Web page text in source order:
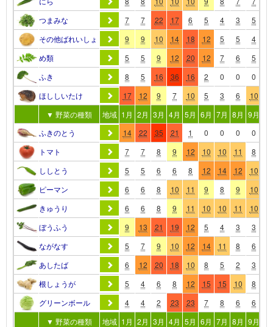
つまみな
7 7 22 17 6 5 4 3 5
その他ばれいしょ
9 9 10 14 18 12 5 5 4
め類
5 5 9 12 20 12 7 6 5
ふき
8 5 16 36 16 2 0 0 0
ほししいたけ
17 12 9 7 10 5 3 6 10
▼ 野菜の種類
地域 1月 2月 3月 4月 5月 6月 7月 8月 9月
ふきのとう
14 22 35 21 1 0 0 0 0
トマト
7 7 8 9 12 10 10 11 8
ししとう
5 5 6 6 8 12 14 12 10
ピーマン
6 6 8 10 11 9 8 9 10
きゅうり
6 6 8 9 11 10 10 11 10
ぼうふう
9 13 21 19 12 5 4 3 3
ながなす
5 7 9 10 12 14 11 8 6
あしたば
6 12 20 18 10 8 5 2 3
根しょうが
5 4 6 8 12 15 15 10 8
グリーンボール
4 4 2 23 23 7 8 6 6
▼ 野菜の種類
地域 1月 2月 3月 4月 5月 6月 7月 8月 9月